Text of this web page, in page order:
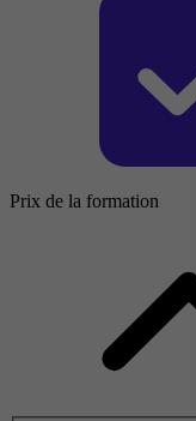
Prix de la formation